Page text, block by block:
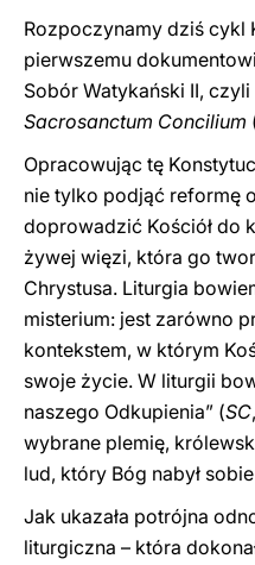
Rozpoczynamy dziś cykl
pierwszemu
Sobór Watykański II,
Sacrosanctum Concilium
Opracowując tę
nie tylko podjąć reformę
doprowadzić Kościół do
żywej więzi, która go
Chrystusa. Liturgia
misterium: jest zarówno
kontekstem, w którym
swoje życie. W liturgii
naszego Odkupienia” (SC
wybrane plemię,
lud, który Bóg nabył
Jak ukazała potrójna
liturgiczna – która